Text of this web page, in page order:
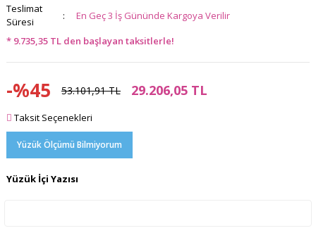
Teslimat
Süresi
En Geç 3 İş Gününde Kargoya Verilir
* 9.735,35 TL den başlayan taksitlerle!
-%45 53.101,91 TL 29.206,05 TL
Taksit Seçenekleri
Yüzük Ölçümü Bilmiyorum
Yüzük İçi Yazısı